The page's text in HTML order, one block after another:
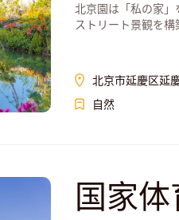
北京園は「私の家」
ストリート景観を
北京市延慶区延
自然
国家